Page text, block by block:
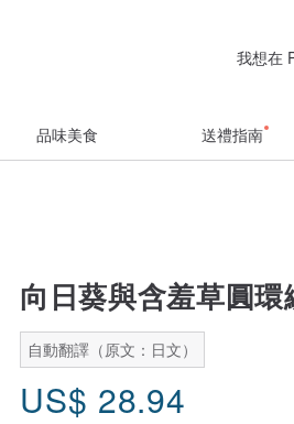
我想在
品味美食 送禮指南
向日葵與含羞草圓
自動翻譯（原文：日文）
US$ 28.94